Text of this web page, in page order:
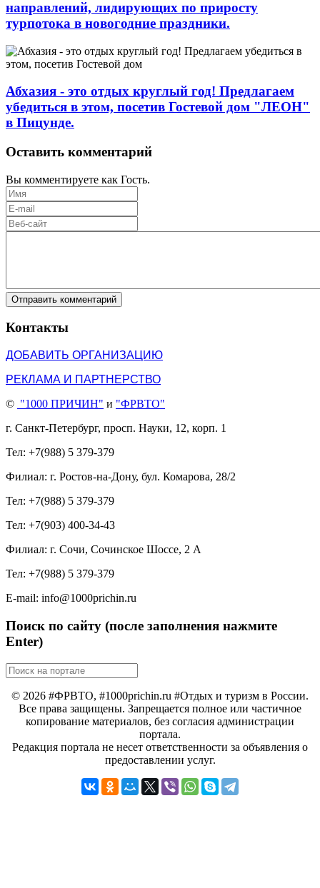
направлений, лидирующих по приросту
турпотока в новогодние праздники.
Абхазия - это отдых круглый год! Предлагаем
убедиться в этом, посетив Гостевой дом "ЛЕОН"
в Пицунде.
Оставить комментарий
Вы комментируете как Гость.
Отправить комментарий
Контакты
ДОБАВИТЬ ОРГАНИЗАЦИЮ
РЕКЛАМА И ПАРТНЕРСТВО
© "1000 ПРИЧИН" и "ФРВТО"
г. Санкт-Петербург, просп. Науки, 12, корп. 1
Тел: +7(988) 5 379-379
Филиал: г. Ростов-на-Дону, бул. Комарова, 28/2
Тел: +7(988) 5 379-379
Тел: +7(903) 400-34-43
Филиал: г. Сочи, Сочинское Шоссе, 2 А
Тел: +7(988) 5 379-379
E-mail: info@1000prichin.ru
Поиск по сайту (после заполнения нажмите
Enter)
© 2026 #ФРВТО, #1000prichin.ru #Отдых и туризм в России.
Все права защищены. Запрещается полное или частичное
копирование материалов, без согласия администрации
портала.
Редакция портала не несет ответственности за объявления о
предоставлении услуг.